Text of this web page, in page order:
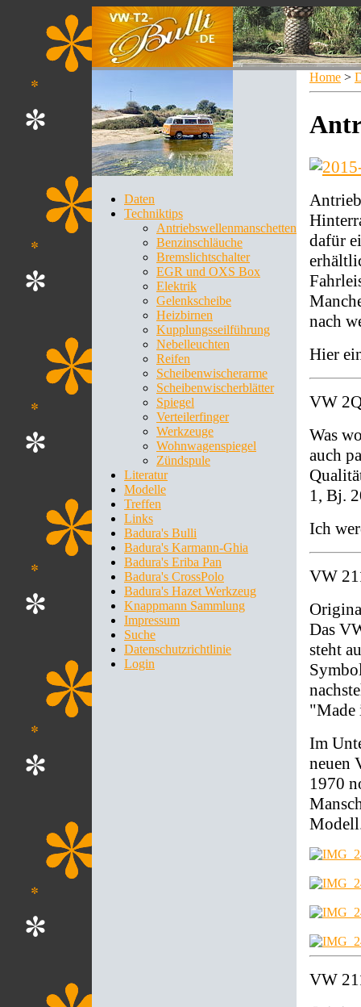
Daten
Techniktips
Antriebswellenmanschetten
Benzinschläuche
Bremslichtschalter
EGR und OXS Box
Elektrik
Gelenkscheibe
Heizbirnen
Kupplungsseilführung
Nebelleuchten
Reifen
Scheibenwischerarme
Scheibenwischerblätter
Spiegel
Verteilerfinger
Werkzeuge
Wohnwagenspiegel
Zündspule
Literatur
Modelle
Treffen
Links
Badura's Bulli
Badura's Karmann-Ghia
Badura's Eriba Pan
Badura's CrossPolo
Badura's Hazet Werkzeug
Knappmann Sammlung
Impressum
Suche
Datenschutzrichtlinie
Login
Home >
dafür
nach
Hier
VW
Was
auch
1, Bj.
Ich
VW
Das
steht
"Made
Im
neuen
1970
VW